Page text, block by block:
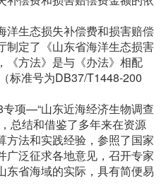
洋生态损失补偿费和损害赔偿
制定了《山东省海洋生态损害
《方法》是与《办法》相配
标准号为DB37/T1448-200
项—“山东近海经济生物调查
总结和借鉴了多年来在资源
方法和实践经验，参照了国家
广泛征求各地意见，召开专家
东省海域的实际，具有简便易